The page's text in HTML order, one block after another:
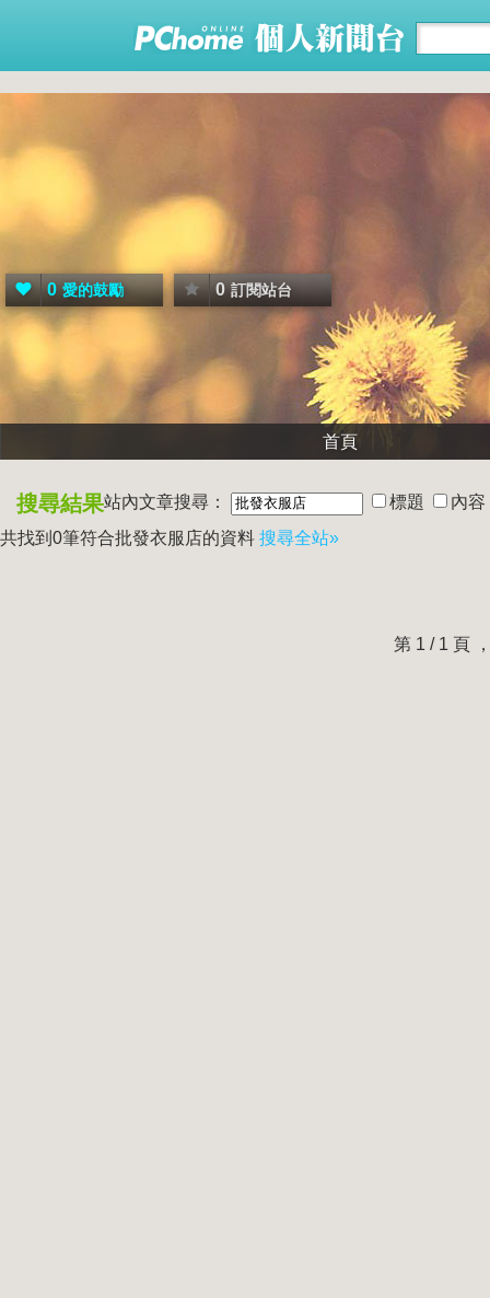
0 愛的鼓勵 0 訂閱站台
首頁
搜尋結果站內文章搜尋： 標題
內容
共找到0筆符合批發衣服店的資料 搜尋全站»
第 1 / 1